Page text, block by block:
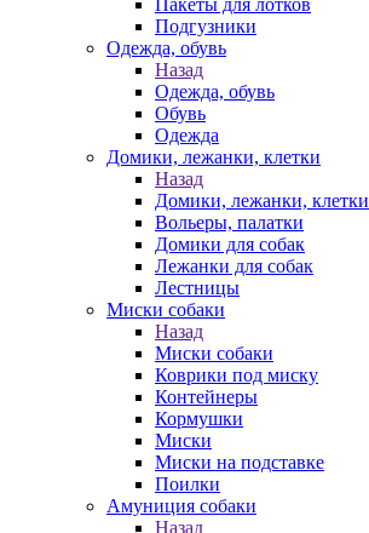
Пакеты для лотков
Подгузники
Одежда, обувь
Назад
Одежда, обувь
Обувь
Одежда
Домики, лежанки, клетки
Назад
Домики, лежанки, клетки
Вольеры, палатки
Домики для собак
Лежанки для собак
Лестницы
Миски собаки
Назад
Миски собаки
Коврики под миску
Контейнеры
Кормушки
Миски
Миски на подставке
Поилки
Амуниция собаки
Назад